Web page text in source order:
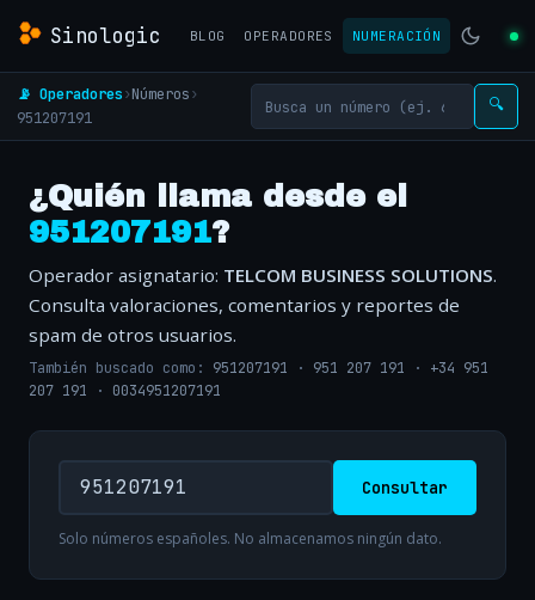
Sinologic BLOG OPERADORES NUMERACIÓN
📡 Operadores›Números›
951207191
🔍
¿Quién llama desde el
951207191?
Operador asignatario: TELCOM BUSINESS SOLUTIONS.
Consulta valoraciones, comentarios y reportes de
spam de otros usuarios.
También buscado como: 951207191 · 951 207 191 · +34 951
207 191 · 0034951207191
Consultar
Solo números españoles. No almacenamos ningún dato.